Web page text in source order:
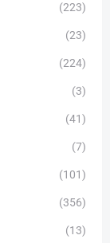
(223)
(23)
(224)
(3)
(41)
(7)
(101)
(356)
(13)